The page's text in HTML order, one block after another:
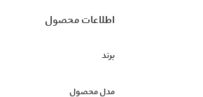
اطلاعات محصول
برند
مدل محصول